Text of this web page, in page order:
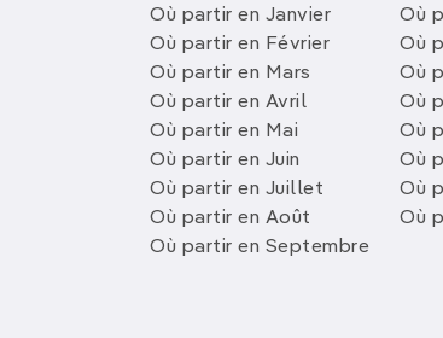
Où partir en Janvier
Où partir en Février
Où partir en Mars
Où partir en Avril
Où partir en Mai
Où partir en Juin
Où partir en Juillet
Où partir en Août
Où partir en Septembre
Où
Où
Où
Où
Où
Où
Où
Où